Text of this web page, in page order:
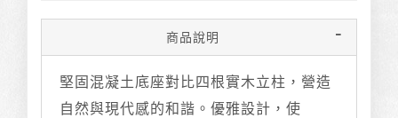
商品說明
堅固混凝土底座對比四根實木立柱，營造
自然與現代感的和諧。優雅設計，使